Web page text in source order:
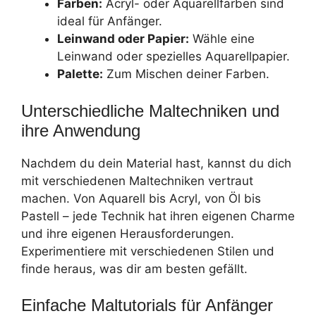
Farben: Acryl- oder Aquarellfarben sind
ideal für Anfänger.
Leinwand oder Papier: Wähle eine
Leinwand oder spezielles Aquarellpapier.
Palette: Zum Mischen deiner Farben.
Unterschiedliche Maltechniken und
ihre Anwendung
Nachdem du dein Material hast, kannst du dich
mit verschiedenen Maltechniken vertraut
machen. Von Aquarell bis Acryl, von Öl bis
Pastell – jede Technik hat ihren eigenen Charme
und ihre eigenen Herausforderungen.
Experimentiere mit verschiedenen Stilen und
finde heraus, was dir am besten gefällt.
Einfache Maltutorials für Anfänger